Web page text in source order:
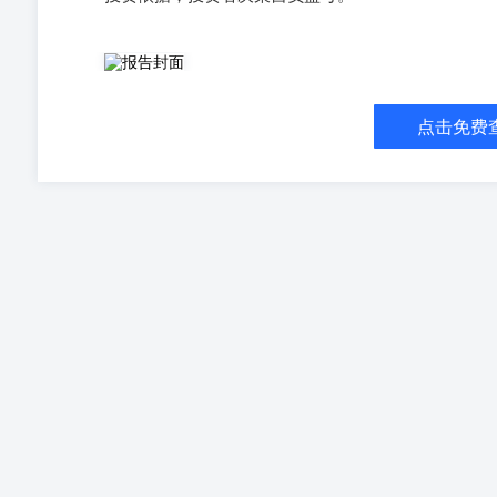
一、研究观点 二、市场信息 据外媒报道，为支持国家能
燃料的生产。他在周一于西爪哇省举行的中央与地方政
燃料的原材料。因此，恕我直言，我要关闭这项出口
点击免费